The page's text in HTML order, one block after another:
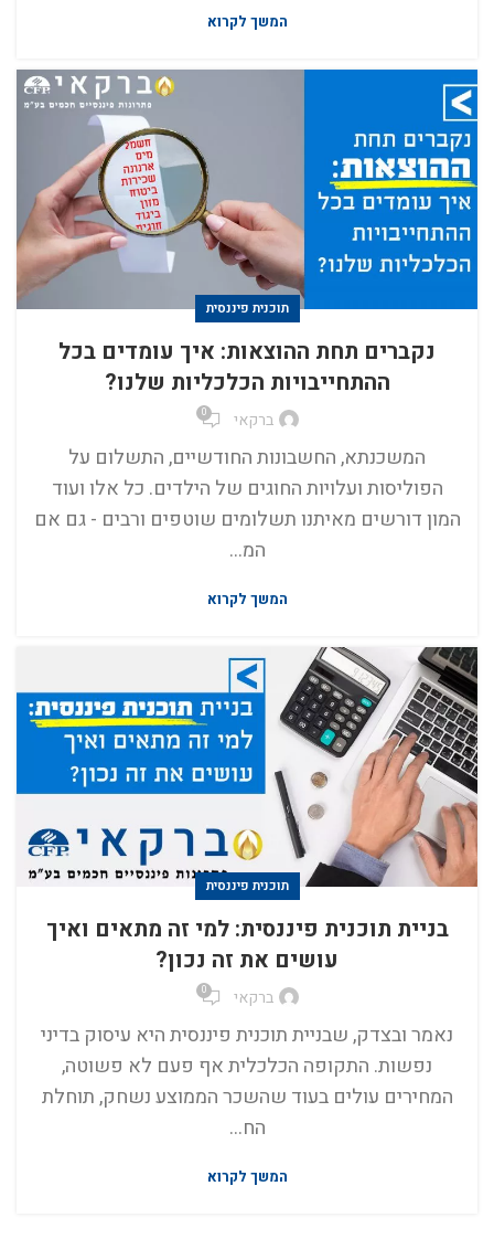
המשך לקרוא
תוכנית פיננסית
נקברים תחת ההוצאות: איך עומדים בכל
ההתחייבויות הכלכליות שלנו?
ברקאי 0
המשכנתא, החשבונות החודשיים, התשלום על
הפוליסות ועלויות החוגים של הילדים. כל אלו ועוד
המון דורשים מאיתנו תשלומים שוטפים ורבים - גם אם
המ...
המשך לקרוא
תוכנית פיננסית
בניית תוכנית פיננסית: למי זה מתאים ואיך
עושים את זה נכון?
ברקאי 0
נאמר ובצדק, שבניית תוכנית פיננסית היא עיסוק בדיני
נפשות. התקופה הכלכלית אף פעם לא פשוטה,
המחירים עולים בעוד שהשכר הממוצע נשחק, תוחלת
הח...
המשך לקרוא